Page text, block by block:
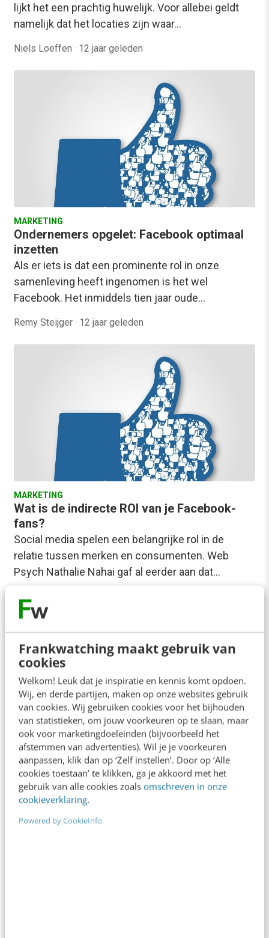
Frankwatching maakt gebruik van
cookies
Welkom! Leuk dat je inspiratie en kennis komt opdoen.
Wij, en derde partijen, maken op onze websites gebruik
van cookies. Wij gebruiken cookies voor het bijhouden
van statistieken, om jouw voorkeuren op te slaan, maar
ook voor marketingdoeleinden (bijvoorbeeld het
afstemmen van advertenties). Wil je je voorkeuren
aanpassen, klik dan op ‘Zelf instellen’. Door op ‘Alle
cookies toestaan’ te klikken, ga je akkoord met het
gebruik van alle cookies zoals omschreven in onze
cookieverklaring.
Powered by CookieInfo
lijkt het een prachtig huwelijk. Voor allebei geldt
namelijk dat het locaties zijn waar…
Niels Loeffen · 12 jaar geleden
MARKETING
Ondernemers opgelet: Facebook optimaal
inzetten
Als er iets is dat een prominente rol in onze
samenleving heeft ingenomen is het wel
Facebook. Het inmiddels tien jaar oude…
Remy Steijger · 12 jaar geleden
MARKETING
Wat is de indirecte ROI van je Facebook-
fans?
Social media spelen een belangrijke rol in de
relatie tussen merken en consumenten. Web
Psych Nathalie Nahai gaf al eerder aan dat…
Michon Voncken
KLANTCONTACT & CX
Facebook bestaat 10 jaar: van
studentenkamer tot wereldspeler
samen met twee medestudenten vanaf zijn